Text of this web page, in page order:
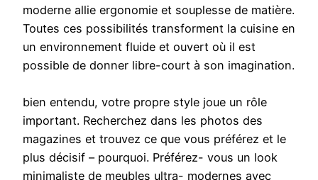
moderne allie ergonomie et souplesse de matière.
Toutes ces possibilités transforment la cuisine en
un environnement fluide et ouvert où il est
possible de donner libre-court à son imagination.
bien entendu, votre propre style joue un rôle
important. Recherchez dans les photos des
magazines et trouvez ce que vous préférez et le
plus décisif – pourquoi. Préférez- vous un look
minimaliste de meubles ultra- modernes avec